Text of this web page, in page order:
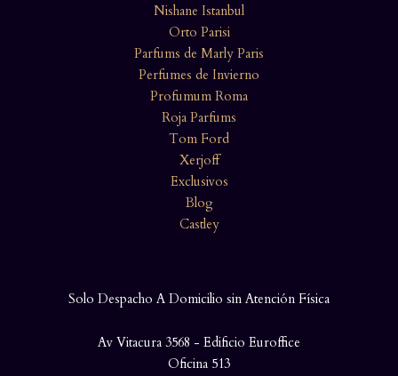
Nishane Istanbul
Orto Parisi
Parfums de Marly Paris
Perfumes de Invierno
Profumum Roma
Roja Parfums
Tom Ford
Xerjoff
Exclusivos
Blog
Castley
Solo Despacho A Domicilio sin Atención Física
Av Vitacura 3568 - Edificio Euroffice
Oficina 513